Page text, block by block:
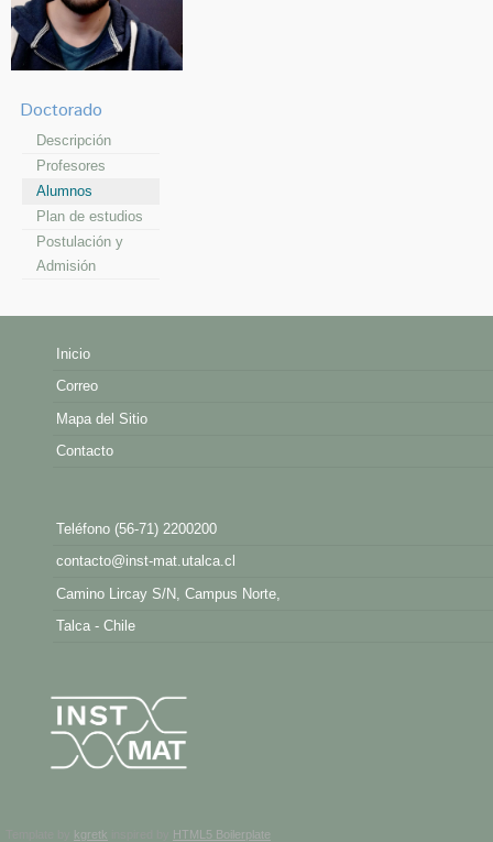
Doctorado
Descripción
Profesores
Alumnos
Plan de estudios
Postulación y
Admisión
Inicio
Correo
Mapa del Sitio
Contacto
Teléfono (56-71) 2200200
contacto@inst-mat.utalca.cl
Camino Lircay S/N, Campus Norte,
Talca - Chile
kgretk HTML5 Boilerplate